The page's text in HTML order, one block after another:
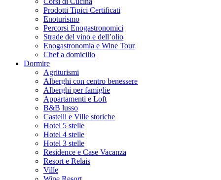
Prodotti Tipici Certificati
Enoturismo
Percorsi Enogastronomici
Strade del vino e dell’olio
Enogastronomia e Wine Tour
Chef a domicilio
Dormire
Agriturismi
Alberghi con centro benessere
Alberghi per famiglie
Appartamenti e Loft
B&B lusso
Castelli e Ville storiche
Hotel 5 stelle
Hotel 4 stelle
Hotel 3 stelle
Residence e Case Vacanza
Resort e Relais
Ville